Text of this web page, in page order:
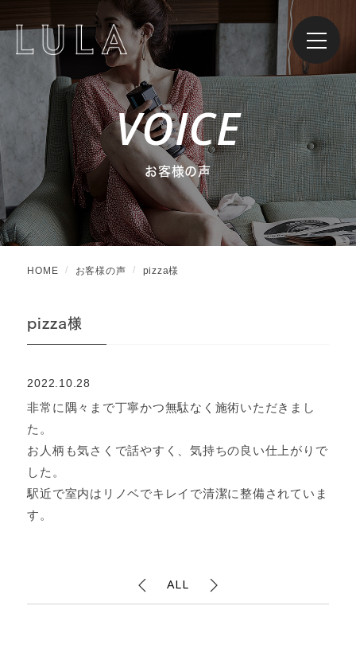
VOICE
お客様の声
HOME お客様の声 pizza様
pizza様
2022.10.28
非常に隅々まで丁寧かつ無駄なく施術いただきまし
た。
お人柄も気さくで話やすく、気持ちの良い仕上がりで
した。
駅近で室内はリノベでキレイで清潔に整備されていま
す。
ALL